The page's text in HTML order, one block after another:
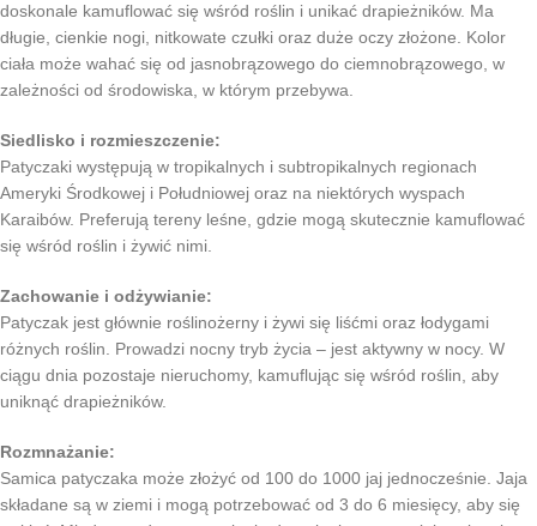
doskonale kamuflować się wśród roślin i unikać drapieżników. Ma
długie, cienkie nogi, nitkowate czułki oraz duże oczy złożone. Kolor
ciała może wahać się od jasnobrązowego do ciemnobrązowego, w
zależności od środowiska, w którym przebywa.
Siedlisko i rozmieszczenie:
Patyczaki występują w tropikalnych i subtropikalnych regionach
Ameryki Środkowej i Południowej oraz na niektórych wyspach
Karaibów. Preferują tereny leśne, gdzie mogą skutecznie kamuflować
się wśród roślin i żywić nimi.
Zachowanie i odżywianie:
Patyczak jest głównie roślinożerny i żywi się liśćmi oraz łodygami
różnych roślin. Prowadzi nocny tryb życia – jest aktywny w nocy. W
ciągu dnia pozostaje nieruchomy, kamuflując się wśród roślin, aby
uniknąć drapieżników.
Rozmnażanie:
Samica patyczaka może złożyć od 100 do 1000 jaj jednocześnie. Jaja
składane są w ziemi i mogą potrzebować od 3 do 6 miesięcy, aby się